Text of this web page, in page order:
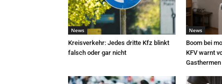
News
Kreisverkehr: Jedes dritte Kfz blinkt
falsch oder gar nicht
News
Boom bei
KFV warnt
Gasthermen